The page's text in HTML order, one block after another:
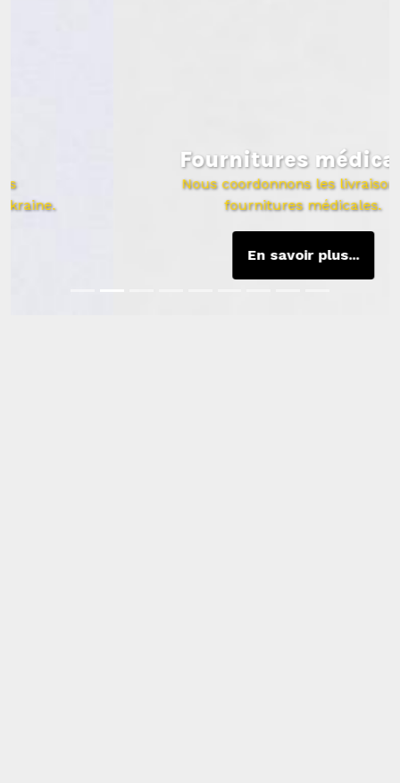
Fournitures médicales
Nous coordonnons les livraisons de
fournitures médicales.
En savoir plus...